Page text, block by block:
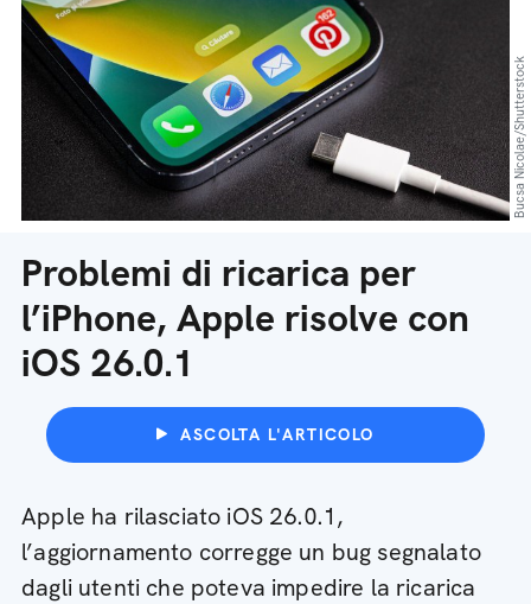
Problemi di ricarica per
l’iPhone, Apple risolve con
iOS 26.0.1
ASCOLTA L'ARTICOLO
Apple ha rilasciato iOS 26.0.1,
l’aggiornamento corregge un bug segnalato
dagli utenti che poteva impedire la ricarica
Bucsa Nicolae/Shutterstock